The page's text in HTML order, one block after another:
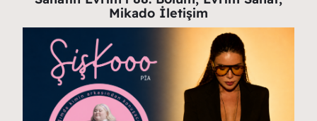
Mikado İletişim